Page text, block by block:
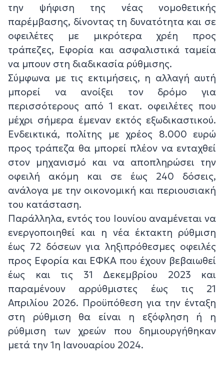
την ψήφιση της νέας νομοθετικής
παρέμβασης, δίνοντας τη δυνατότητα και σε
οφειλέτες με μικρότερα χρέη προς
τράπεζες, Εφορία και ασφαλιστικά ταμεία
να μπουν στη διαδικασία ρύθμισης.
Σύμφωνα με τις εκτιμήσεις, η αλλαγή αυτή
μπορεί να ανοίξει τον δρόμο για
περισσότερους από 1 εκατ. οφειλέτες που
μέχρι σήμερα έμεναν εκτός εξωδικαστικού.
Ενδεικτικά, πολίτης με χρέος 8.000 ευρώ
προς τράπεζα θα μπορεί πλέον να ενταχθεί
στον μηχανισμό και να αποπληρώσει την
οφειλή ακόμη και σε έως 240 δόσεις,
ανάλογα με την οικονομική και περιουσιακή
του κατάσταση.
Παράλληλα, εντός του Ιουνίου αναμένεται να
ενεργοποιηθεί και η νέα έκτακτη ρύθμιση
έως 72 δόσεων για ληξιπρόθεσμες οφειλές
προς Εφορία και ΕΦΚΑ που έχουν βεβαιωθεί
έως και τις 31 Δεκεμβρίου 2023 και
παραμένουν αρρύθμιστες έως τις 21
Απριλίου 2026. Προϋπόθεση για την ένταξη
στη ρύθμιση θα είναι η εξόφληση ή η
ρύθμιση των χρεών που δημιουργήθηκαν
μετά την 1η Ιανουαρίου 2024.